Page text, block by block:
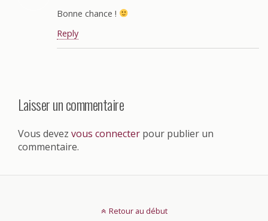
Bonne chance !
Reply
Laisser un commentaire
Vous devez vous connecter pour publier un
commentaire.
Retour au début